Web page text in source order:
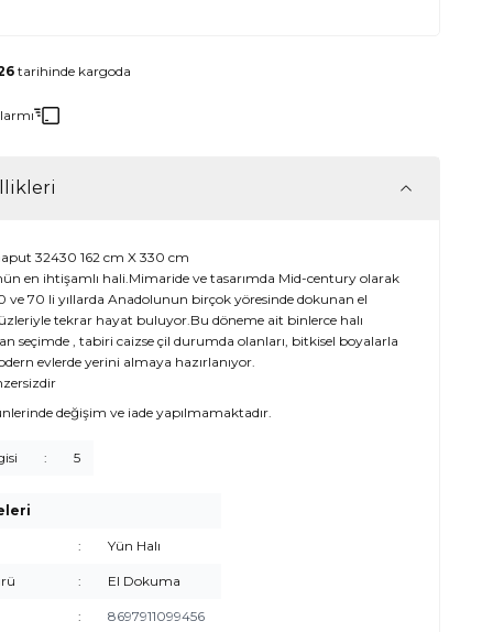
tarihinde kargoda
32430 162 cm X 330 cm
en ihtişamlı hali.Mimaride ve tasarımda Mid-century olarak
ve 70 li yıllarda Anadolunun birçok yöresinde dokunan el
tekrar hayat buluyor.Bu döneme ait binlerce halı
seçimde , tabiri caizse çil durumda olanları, bitkisel boyalarla
evlerde yerini almaya hazırlanıyor.
değişim ve iade yapılmamaktadır.
: 5
: Yün Halı
: El Dokuma
: 8697911099456